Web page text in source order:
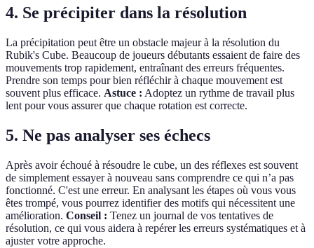
4. Se précipiter dans la résolution
La précipitation peut être un obstacle majeur à la résolution du
Rubik's Cube. Beaucoup de joueurs débutants essaient de faire des
mouvements trop rapidement, entraînant des erreurs fréquentes.
Prendre son temps pour bien réfléchir à chaque mouvement est
souvent plus efficace. Astuce : Adoptez un rythme de travail plus
lent pour vous assurer que chaque rotation est correcte.
5. Ne pas analyser ses échecs
Après avoir échoué à résoudre le cube, un des réflexes est souvent
de simplement essayer à nouveau sans comprendre ce qui n’a pas
fonctionné. C'est une erreur. En analysant les étapes où vous vous
êtes trompé, vous pourrez identifier des motifs qui nécessitent une
amélioration. Conseil : Tenez un journal de vos tentatives de
résolution, ce qui vous aidera à repérer les erreurs systématiques et à
ajuster votre approche.